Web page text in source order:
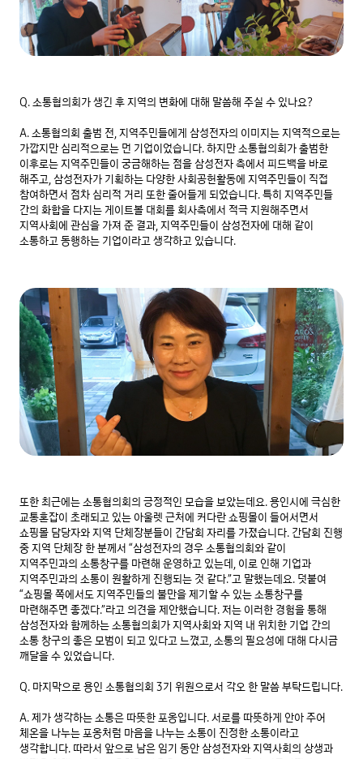
Q. 소통협의회가 생긴 후 지역의 변화에 대해 말씀해 주실 수 있나요?
A. 소통협의회 출범 전, 지역주민들에게 삼성전자의 이미지는 지역적으로는
가깝지만 심리적으로는 먼 기업이었습니다. 하지만 소통협의회가 출범한
이후로는 지역주민들이 궁금해하는 점을 삼성전자 측에서 피드백을 바로
해주고, 삼성전자가 기획하는 다양한 사회공헌활동에 지역주민들이 직접
참여하면서 점차 심리적 거리 또한 줄어들게 되었습니다. 특히 지역주민들
간의 화합을 다지는 게이트볼 대회를 회사측에서 적극 지원해주면서
지역사회에 관심을 가져 준 결과, 지역주민들이 삼성전자에 대해 같이
소통하고 동행하는 기업이라고 생각하고 있습니다.
또한 최근에는 소통협의회의 긍정적인 모습을 보았는데요. 용인시에 극심한
교통혼잡이 초래되고 있는 아울렛 근처에 커다란 쇼핑몰이 들어서면서
쇼핑몰 담당자와 지역 단체장분들이 간담회 자리를 가졌습니다. 간담회 진행
중 지역 단체장 한 분께서 “삼성전자의 경우 소통협의회와 같이
지역주민과의 소통창구를 마련해 운영하고 있는데, 이로 인해 기업과
지역주민과의 소통이 원활하게 진행되는 것 같다.”고 말했는데요. 덧붙여
“쇼핑몰 쪽에서도 지역주민들의 불만을 제기할 수 있는 소통창구를
마련해주면 좋겠다.”라고 의견을 제안했습니다. 저는 이러한 경험을 통해
삼성전자와 함께하는 소통협의회가 지역사회와 지역 내 위치한 기업 간의
소통 창구의 좋은 모범이 되고 있다고 느꼈고, 소통의 필요성에 대해 다시금
깨달을 수 있었습니다.
Q. 마지막으로 용인 소통협의회 3기 위원으로서 각오 한 말씀 부탁드립니다.
A. 제가 생각하는 소통은 따뜻한 포옹입니다. 서로를 따뜻하게 안아 주어
체온을 나누는 포옹처럼 마음을 나누는 소통이 진정한 소통이라고
생각합니다. 따라서 앞으로 남은 임기 동안 삼성전자와 지역사회의 상생과